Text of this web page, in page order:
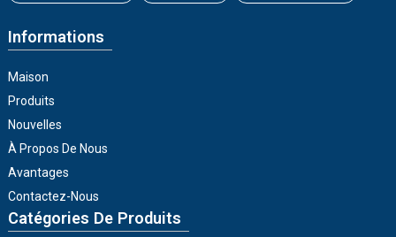
Informations
Maison
Produits
Nouvelles
À Propos De Nous
Avantages
Contactez-Nous
Catégories De Produits